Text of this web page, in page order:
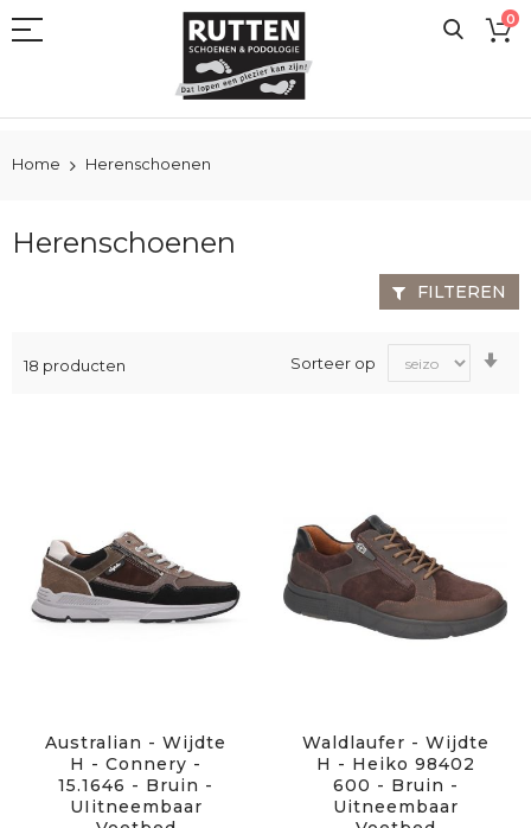
naar
0
Home Herenschoenen
Herenschoenen
18 producten Sorteer op
Australian - Wijdte
H - Connery -
15.1646 - Bruin -
UIitneembaar
Waldlaufer - Wijdte
H - Heiko 98402
600 - Bruin -
Uitneembaar
FILTEREN